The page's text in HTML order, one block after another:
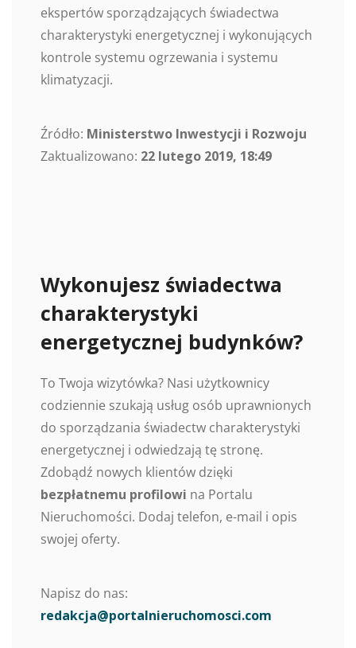
ekspertów sporządzających świadectwa
charakterystyki energetycznej i wykonujących
kontrole systemu ogrzewania i systemu
klimatyzacji.
Źródło: Ministerstwo Inwestycji i Rozwoju
Zaktualizowano: 22 lutego 2019, 18:49
Wykonujesz świadectwa
charakterystyki
energetycznej budynków?
To Twoja wizytówka? Nasi użytkownicy
codziennie szukają usług osób uprawnionych
do sporządzania świadectw charakterystyki
energetycznej i odwiedzają tę stronę.
Zdobądź nowych klientów dzięki
bezpłatnemu profilowi na Portalu
Nieruchomości. Dodaj telefon, e-mail i opis
swojej oferty.
Napisz do nas:
redakcja@portalnieruchomosci.com